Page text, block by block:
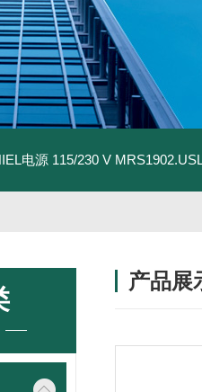
电源 115/230 V
产品展